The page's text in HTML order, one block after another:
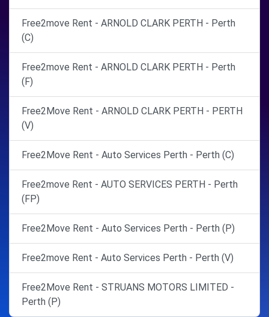
Free2move Rent - ARNOLD CLARK PERTH - Perth
(C)
Free2move Rent - ARNOLD CLARK PERTH - Perth
(F)
Free2Move Rent - ARNOLD CLARK PERTH - PERTH
(V)
Free2Move Rent - Auto Services Perth - Perth (C)
Free2move Rent - AUTO SERVICES PERTH - Perth
(FP)
Free2Move Rent - Auto Services Perth - Perth (P)
Free2move Rent - Auto Services Perth - Perth (V)
Free2Move Rent - STRUANS MOTORS LIMITED -
Perth (P)